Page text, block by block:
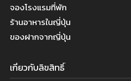
จองโรงแรมที่พัก
ร้านอาหารในญี่ปุ่น
ของฝากจากญี่ปุ่น
เกี่ยวกับลิขสิทธิ์